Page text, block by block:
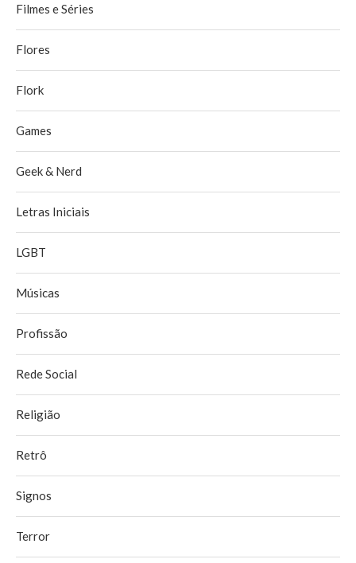
Filmes e Séries
Flores
Flork
Games
Geek & Nerd
Letras Iniciais
LGBT
Músicas
Profissão
Rede Social
Religião
Retrô
Signos
Terror